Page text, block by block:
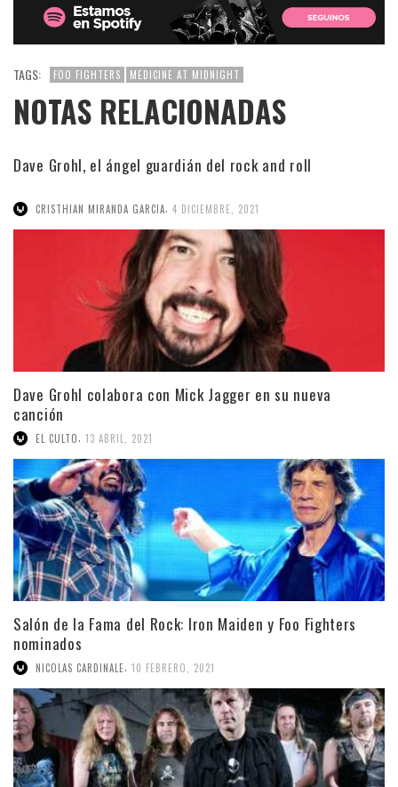
TAGS: FOO FIGHTERS MEDICINE AT MIDNIGHT
NOTAS RELACIONADAS
Dave Grohl, el ángel guardián del rock and roll
CRISTHIAN MIRANDA GARCIA, 4 DICIEMBRE, 2021
Dave Grohl colabora con Mick Jagger en su nueva
canción
EL CULTO, 13 ABRIL, 2021
Salón de la Fama del Rock: Iron Maiden y Foo Fighters
nominados
NICOLAS CARDINALE 10 FEBRERO, 2021